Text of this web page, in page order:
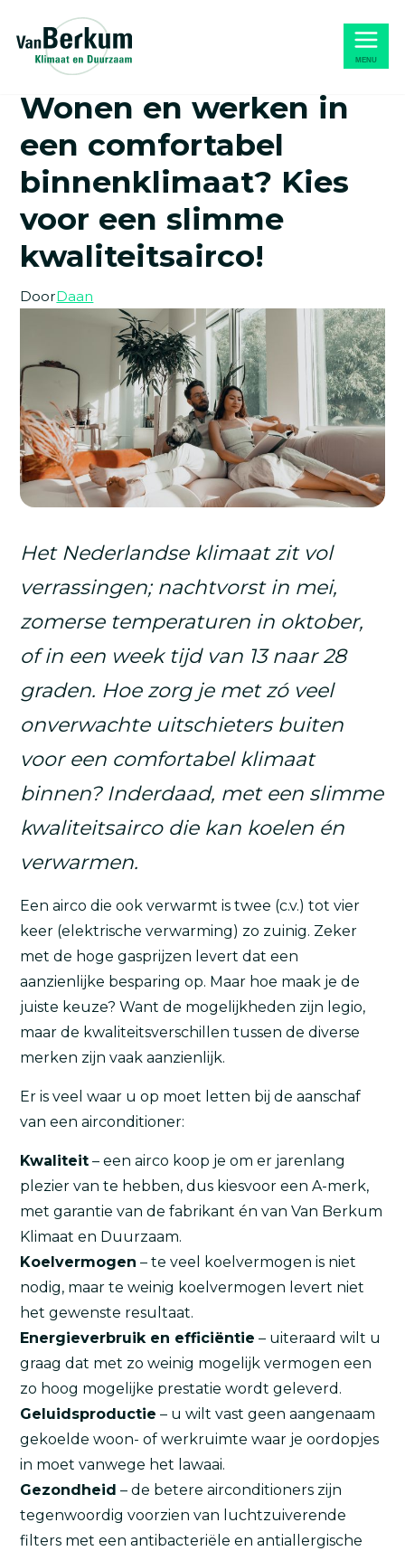
hoofdinhoud
Home
MENU
Home»Blog»Wonen en werken in een comfortabel
binnenklimaat? Kies voor een slimme kwaliteitsairco!
Wonen en werken in
een comfortabel
binnenklimaat? Kies
voor een slimme
kwaliteitsairco!
DoorDaan
Het Nederlandse klimaat zit vol
verrassingen; nachtvorst in mei,
zomerse temperaturen in oktober,
of in een week tijd van 13 naar 28
graden. Hoe zorg je met zó veel
onverwachte uitschieters buiten
voor een comfortabel klimaat
binnen? Inderdaad, met een slimme
kwaliteitsairco die kan koelen én
verwarmen.
Een airco die ook verwarmt is twee (c.v.) tot vier
keer (elektrische verwarming) zo zuinig. Zeker
met de hoge gasprijzen levert dat een
aanzienlijke besparing op. Maar hoe maak je de
juiste keuze? Want de mogelijkheden zijn legio,
maar de kwaliteitsverschillen tussen de diverse
merken zijn vaak aanzienlijk.
Er is veel waar u op moet letten bij de aanschaf
van een airconditioner:
Kwaliteit – een airco koop je om er jarenlang
plezier van te hebben, dus kiesvoor een A-merk,
met garantie van de fabrikant én van Van Berkum
Klimaat en Duurzaam.
Koelvermogen – te veel koelvermogen is niet
nodig, maar te weinig koelvermogen levert niet
het gewenste resultaat.
Energieverbruik en efficiëntie – uiteraard wilt u
graag dat met zo weinig mogelijk vermogen een
zo hoog mogelijke prestatie wordt geleverd.
Geluidsproductie – u wilt vast geen aangenaam
gekoelde woon- of werkruimte waar je oordopjes
in moet vanwege het lawaai.
Gezondheid – de betere airconditioners zijn
tegenwoordig voorzien van luchtzuiverende
filters met een antibacteriële en antiallergische